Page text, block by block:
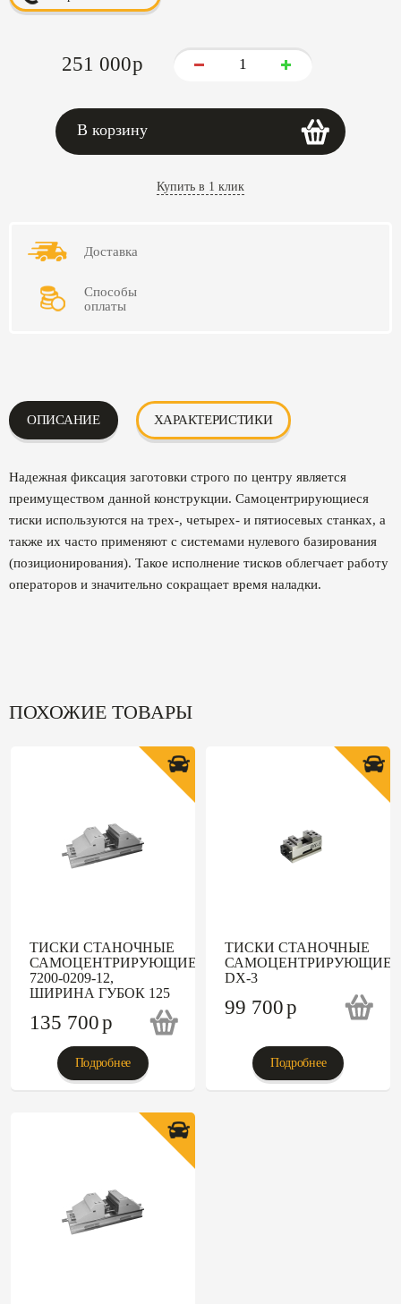
251 000p
В корзину
Купить в 1 клик
Доставка
Способы
оплаты
ОПИСАНИЕ ХАРАКТЕРИСТИКИ
Надежная фиксация заготовки строго по центру является
преимуществом данной конструкции. Самоцентрирующиеся
тиски используются на трех-, четырех- и пятиосевых станках, а
также их часто применяют с системами нулевого базирования
(позиционирования). Такое исполнение тисков облегчает работу
операторов и значительно сокращает время наладки.
ПОХОЖИЕ ТОВАРЫ
ТИСКИ СТАНОЧНЫЕ
САМОЦЕНТРИРУЮЩИЕСЯ
7200-0209-12,
ШИРИНА ГУБОК 125
135 700p
Подробнее
ТИСКИ СТАНОЧНЫЕ
DX-3
99 700p
Подробнее